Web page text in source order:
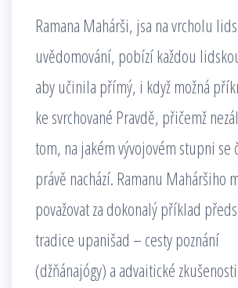
Ramana Mahárši, jsa na vrcholu
uvědomování, pobízí každou
aby učinila přímý, i když možná
ke svrchované Pravdě, přičemž
tom, na jakém vývojovém stupni se
právě nachází. Ramanu Maháršiho
považovat za dokonalý příklad
tradice upanišad – cesty poznání
(džňánajógy) a advaitické